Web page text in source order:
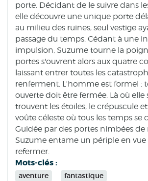
porte. Décidant de le suivre dans
elle découvre une unique porte
au milieu des ruines, seul vestige
passage du temps. Cédant à une
impulsion, Suzume tourne la
portes s'ouvrent alors aux quatre
laissant entrer toutes les
renferment. L'homme est formel :
ouverte doit être fermée. Là où elle
trouvent les étoiles, le crépuscule
voûte céleste où tous les temps se
Guidée par des portes nimbées de
Suzume entame un périple en vue
refermer.
Mots-clés :
aventure fantastique